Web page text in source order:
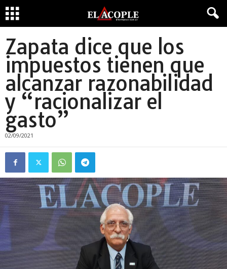
Zapata dice que los
impuestos tienen que
alcanzar razonabilidad
y “racionalizar el
gasto”
02/09/2021